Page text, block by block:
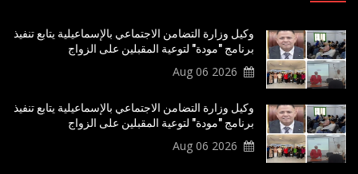
وكيل وزارة التضامن الاجتماعي بالإسماعيلية يتابع تنفيذ
برنامج "مودة" لتوعية المقبلين على الزواج
2026 Aug 06
وكيل وزارة التضامن الاجتماعي بالإسماعيلية يتابع تنفيذ
برنامج "مودة" لتوعية المقبلين على الزواج
2026 Aug 06